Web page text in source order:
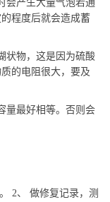
会产生大量气泡若通
程度后就会造成蓄
状物，这是因为硫酸
的电阻很大，要及
量最好相等。否则会
2、 做修复记录，测